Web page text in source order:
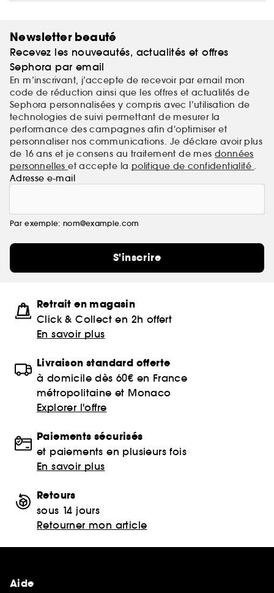
Newsletter beauté
Recevez les nouveautés, actualités et offres
Sephora par email
En m’inscrivant, j’accepte de recevoir par email mon
code de réduction ainsi que les offres et actualités de
Sephora personnalisées y compris avec l’utilisation de
technologies de suivi permettant de mesurer la
performance des campagnes afin d'optimiser et
personnaliser nos communications. Je déclare avoir plus
de 16 ans et je consens au traitement de mes données
personnelleset accepte la politique de confidentialité .
Adresse e-mail
Par exemple: nom@example.com
S'inscrire
Retrait en magasin
Click & Collect en 2h offert
En savoir plus
Livraison standard offerte
à domicile dès 60€ en France
métropolitaine et Monaco
Explorer l'offre
Paiements sécurisés
et paiements en plusieurs fois
En savoir plus
Retours
sous 14 jours
Retourner mon article
Aide